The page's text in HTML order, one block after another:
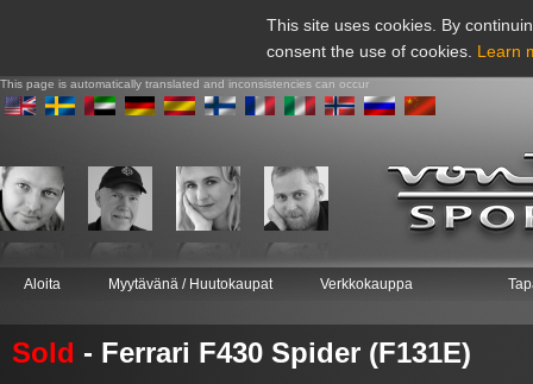
This site uses cookies. By
consent the use of cookies. Learn
This page is automatically translated and inconsistencies can occur
Aloita Myytävänä / Huutokaupat Verkkokauppa
Sold - Ferrari F430 Spider (F131E)